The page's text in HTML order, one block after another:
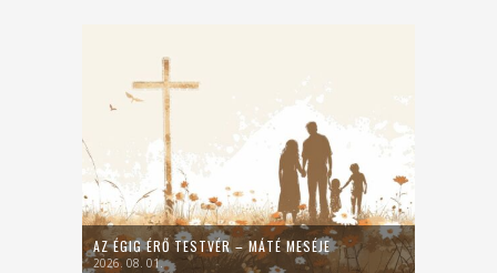
AZ ÉGIG ÉRŐ TESTVÉR – MÁTÉ MESÉJE
2026. 08. 01.